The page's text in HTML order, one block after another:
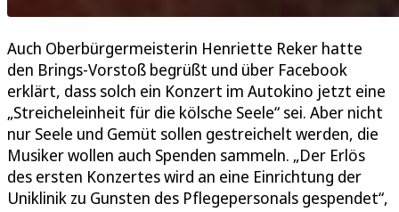
Auch Oberbürgermeisterin Henriette Reker hatte
den Brings-Vorstoß begrüßt und über Facebook
erklärt, dass solch ein Konzert im Autokino jetzt eine
„Streicheleinheit für die kölsche Seele“ sei. Aber nicht
nur Seele und Gemüt sollen gestreichelt werden, die
Musiker wollen auch Spenden sammeln. „Der Erlös
des ersten Konzertes wird an eine Einrichtung der
Uniklinik zu Gunsten des Pflegepersonals gespendet“,